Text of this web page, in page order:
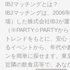
IBJマッチングとは？
IBJマッチングは、2006
場）した株式会社IBJが
（※PARTY☆PARTYか
トレンドをもとに、安
るイベントから、年代や
ンを簡単に探せます。東
近隣の飲食店等で、あな